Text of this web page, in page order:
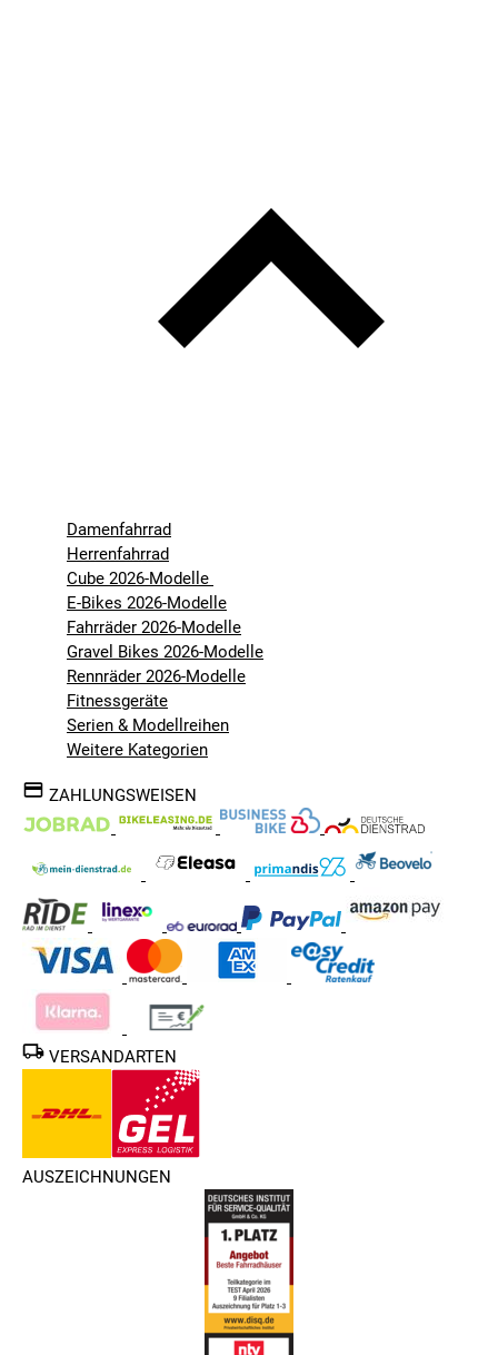
Damenfahrrad
Herrenfahrrad
Cube 2026-Modelle
E-Bikes 2026-Modelle
Fahrräder 2026-Modelle
Gravel Bikes 2026-Modelle
Rennräder 2026-Modelle
Fitnessgeräte
Serien & Modellreihen
Weitere Kategorien
ZAHLUNGSWEISEN
VERSANDARTEN
AUSZEICHNUNGEN